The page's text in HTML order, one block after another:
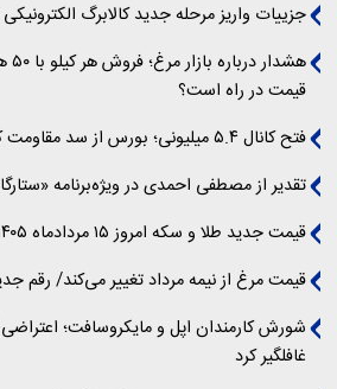
جزییات واریز مرحله جدید کالابرگ
قیمت در راه است؟
فتح کانال ۵.۴ میلیونی؛ بورس از سد مقاومت کلیدی عبور کرد
تقدیر از مصطفی احمدی در ویژه‌برنامه
قیمت جدید طلا و سکه امروز ۱۵ مردادماه ۱۴۰۵
قیمت مرغ از نیمه مرداد تغییر می‌کند/ رقم
شورش کارمندان اپل و مایکروسافت؛
غافلگیر کرد